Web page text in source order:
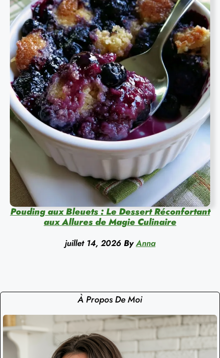
Pouding aux Bleuets : Le Dessert Réconfortant
aux Allures de Magie Culinaire
juillet 14, 2026 By Anna
À Propos De Moi